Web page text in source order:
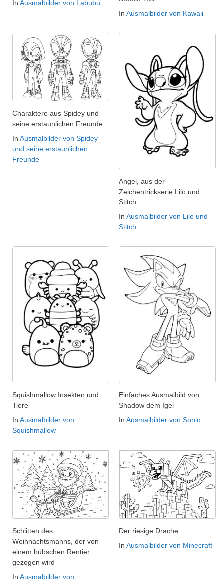
In Ausmalbilder von Labubu
In Ausmalbilder von Kawaii
Charaktere aus Spidey und
seine erstaunlichen Freunde
In Ausmalbilder von Spidey
und seine erstaunlichen
Freunde
Angel, aus der
Zeichentrickserie Lilo und
Stitch.
In Ausmalbilder von Lilo und
Stitch
Squishmallow Insekten und
Tiere
In Ausmalbilder von
Squishmallow
Einfaches Ausmalbild von
Shadow dem Igel
In Ausmalbilder von Sonic
Schlitten des
Weihnachtsmanns, der von
einem hübschen Rentier
gezogen wird
In Ausmalbilder von
Der riesige Drache
In Ausmalbilder von Minecraft